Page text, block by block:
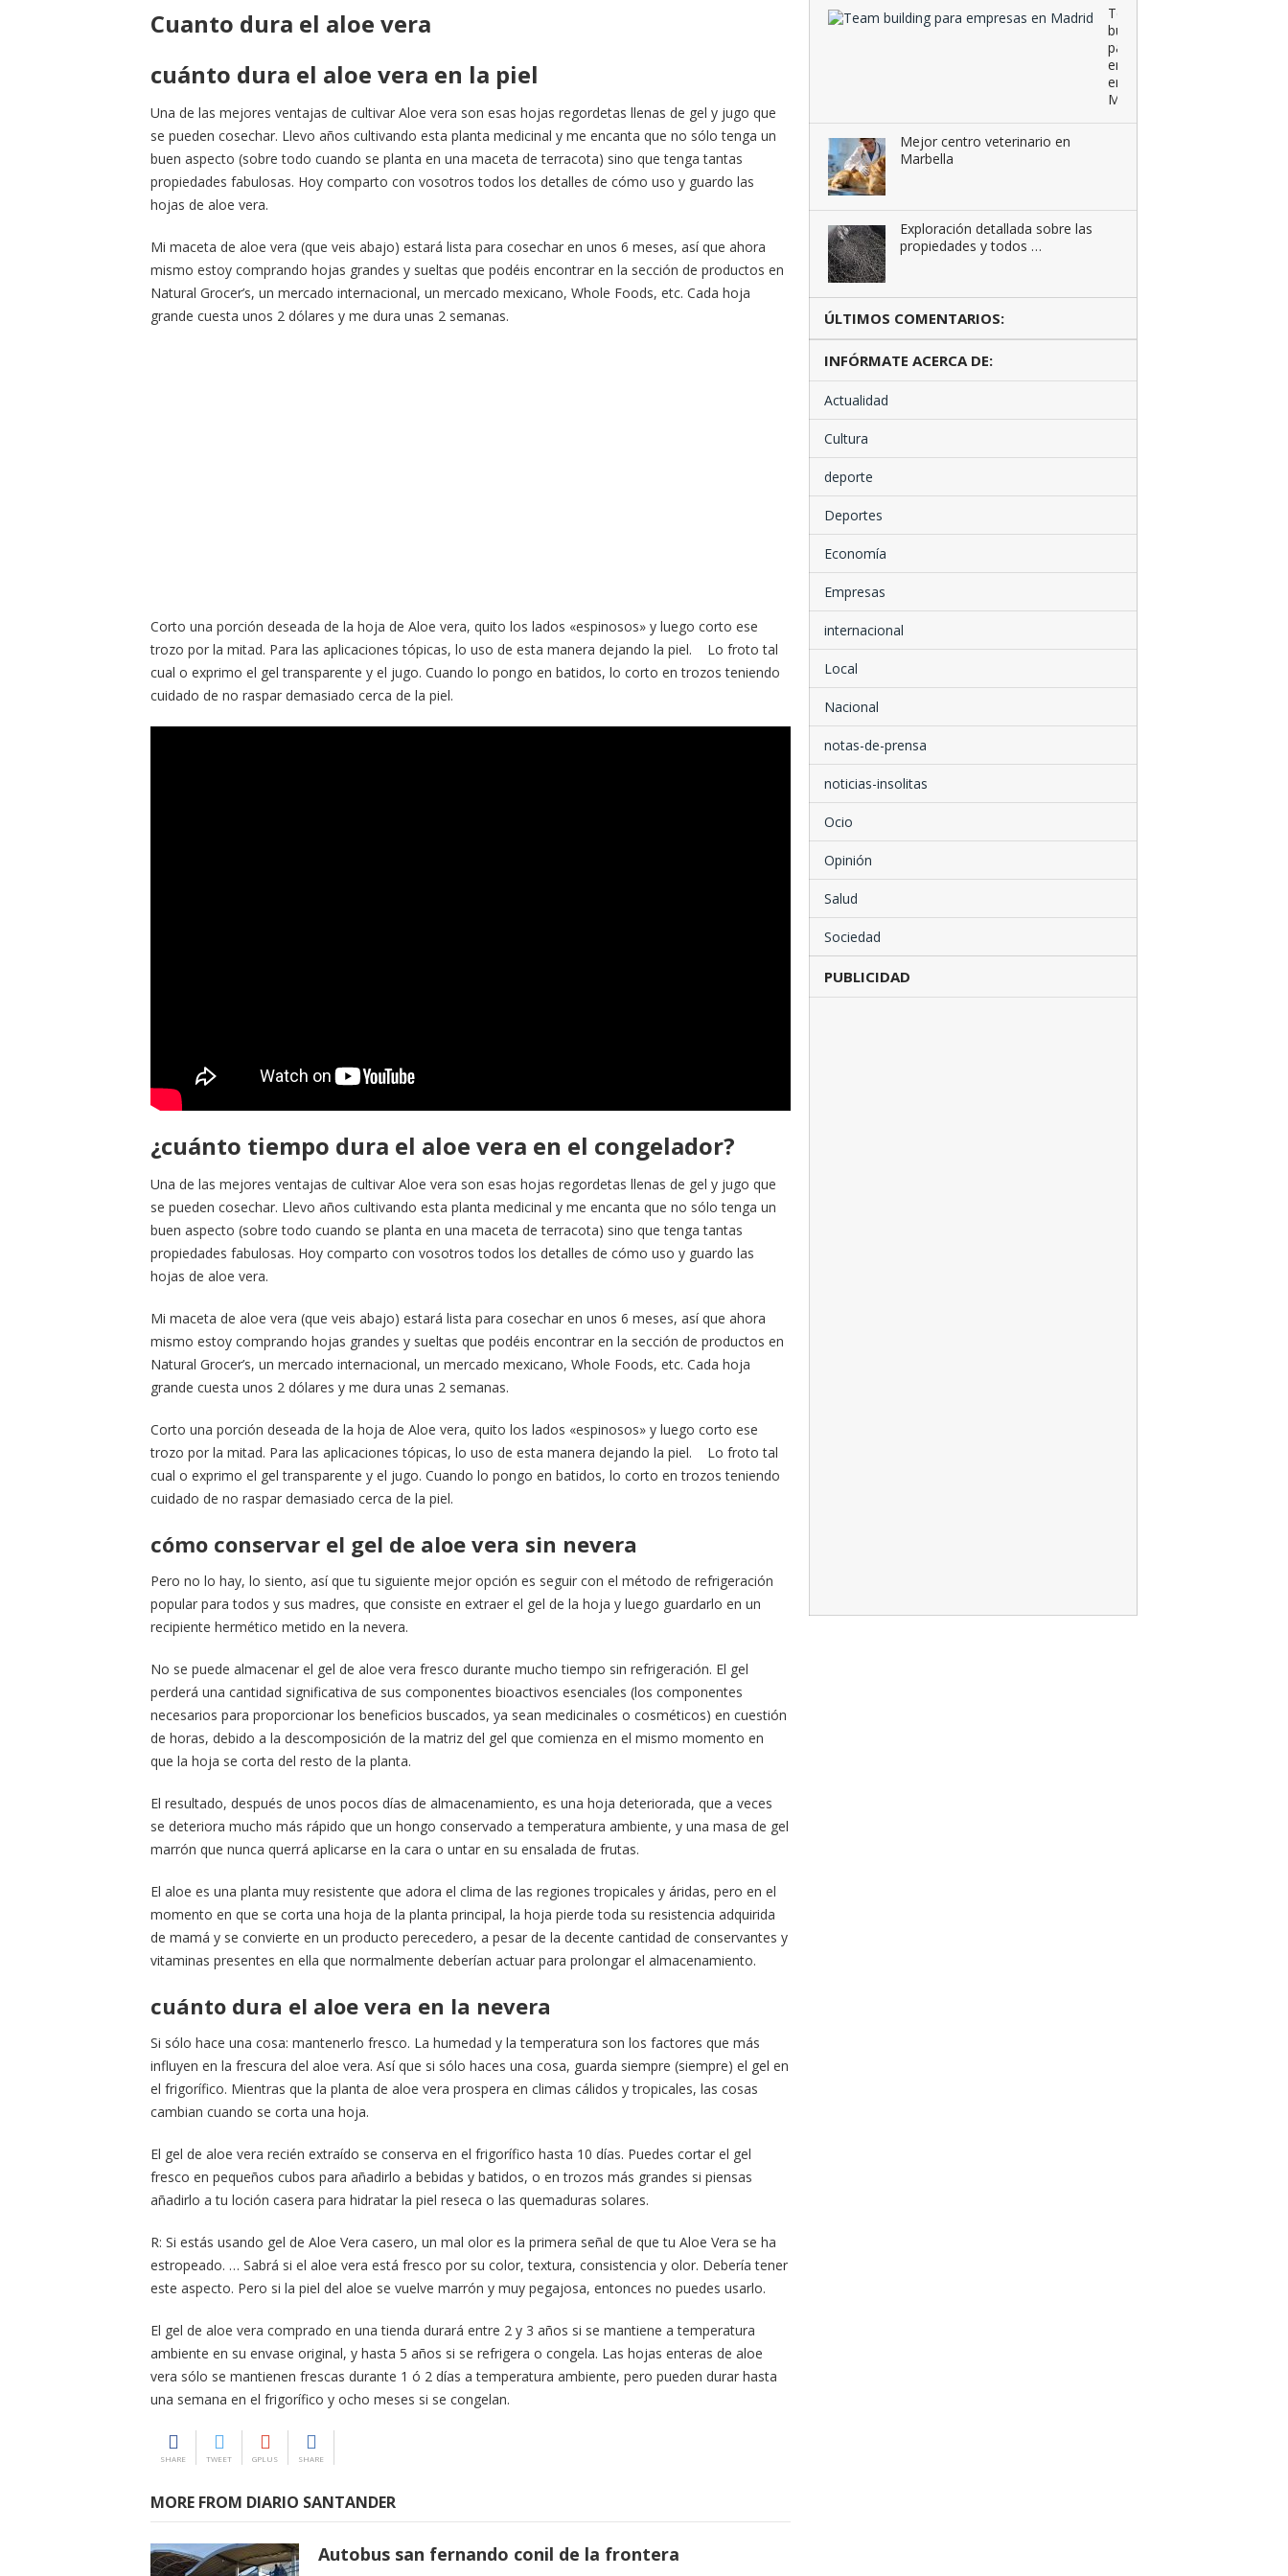
Cuanto dura el aloe vera
cuánto dura el aloe vera en la piel
Una de las mejores ventajas de cultivar Aloe vera son esas hojas regordetas llenas de gel y jugo que
se pueden cosechar. Llevo años cultivando esta planta medicinal y me encanta que no sólo tenga un
buen aspecto (sobre todo cuando se planta en una maceta de terracota) sino que tenga tantas
propiedades fabulosas. Hoy comparto con vosotros todos los detalles de cómo uso y guardo las
hojas de aloe vera.
Mi maceta de aloe vera (que veis abajo) estará lista para cosechar en unos 6 meses, así que ahora
mismo estoy comprando hojas grandes y sueltas que podéis encontrar en la sección de productos en
Natural Grocer’s, un mercado internacional, un mercado mexicano, Whole Foods, etc. Cada hoja
grande cuesta unos 2 dólares y me dura unas 2 semanas.
Corto una porción deseada de la hoja de Aloe vera, quito los lados «espinosos» y luego corto ese
trozo por la mitad. Para las aplicaciones tópicas, lo uso de esta manera dejando la piel. Lo froto tal
cual o exprimo el gel transparente y el jugo. Cuando lo pongo en batidos, lo corto en trozos teniendo
cuidado de no raspar demasiado cerca de la piel.
¿cuánto tiempo dura el aloe vera en el congelador?
Una de las mejores ventajas de cultivar Aloe vera son esas hojas regordetas llenas de gel y jugo que
se pueden cosechar. Llevo años cultivando esta planta medicinal y me encanta que no sólo tenga un
buen aspecto (sobre todo cuando se planta en una maceta de terracota) sino que tenga tantas
propiedades fabulosas. Hoy comparto con vosotros todos los detalles de cómo uso y guardo las
hojas de aloe vera.
Mi maceta de aloe vera (que veis abajo) estará lista para cosechar en unos 6 meses, así que ahora
mismo estoy comprando hojas grandes y sueltas que podéis encontrar en la sección de productos en
Natural Grocer’s, un mercado internacional, un mercado mexicano, Whole Foods, etc. Cada hoja
grande cuesta unos 2 dólares y me dura unas 2 semanas.
Corto una porción deseada de la hoja de Aloe vera, quito los lados «espinosos» y luego corto ese
trozo por la mitad. Para las aplicaciones tópicas, lo uso de esta manera dejando la piel. Lo froto tal
cual o exprimo el gel transparente y el jugo. Cuando lo pongo en batidos, lo corto en trozos teniendo
cuidado de no raspar demasiado cerca de la piel.
cómo conservar el gel de aloe vera sin nevera
Pero no lo hay, lo siento, así que tu siguiente mejor opción es seguir con el método de refrigeración
popular para todos y sus madres, que consiste en extraer el gel de la hoja y luego guardarlo en un
recipiente hermético metido en la nevera.
No se puede almacenar el gel de aloe vera fresco durante mucho tiempo sin refrigeración. El gel
perderá una cantidad significativa de sus componentes bioactivos esenciales (los componentes
necesarios para proporcionar los beneficios buscados, ya sean medicinales o cosméticos) en cuestión
de horas, debido a la descomposición de la matriz del gel que comienza en el mismo momento en
que la hoja se corta del resto de la planta.
El resultado, después de unos pocos días de almacenamiento, es una hoja deteriorada, que a veces
se deteriora mucho más rápido que un hongo conservado a temperatura ambiente, y una masa de gel
marrón que nunca querrá aplicarse en la cara o untar en su ensalada de frutas.
El aloe es una planta muy resistente que adora el clima de las regiones tropicales y áridas, pero en el
momento en que se corta una hoja de la planta principal, la hoja pierde toda su resistencia adquirida
de mamá y se convierte en un producto perecedero, a pesar de la decente cantidad de conservantes y
vitaminas presentes en ella que normalmente deberían actuar para prolongar el almacenamiento.
cuánto dura el aloe vera en la nevera
Si sólo hace una cosa: mantenerlo fresco. La humedad y la temperatura son los factores que más
influyen en la frescura del aloe vera. Así que si sólo haces una cosa, guarda siempre (siempre) el gel en
el frigorífico. Mientras que la planta de aloe vera prospera en climas cálidos y tropicales, las cosas
cambian cuando se corta una hoja.
El gel de aloe vera recién extraído se conserva en el frigorífico hasta 10 días. Puedes cortar el gel
fresco en pequeños cubos para añadirlo a bebidas y batidos, o en trozos más grandes si piensas
añadirlo a tu loción casera para hidratar la piel reseca o las quemaduras solares.
R: Si estás usando gel de Aloe Vera casero, un mal olor es la primera señal de que tu Aloe Vera se ha
estropeado. … Sabrá si el aloe vera está fresco por su color, textura, consistencia y olor. Debería tener
este aspecto. Pero si la piel del aloe se vuelve marrón y muy pegajosa, entonces no puedes usarlo.
El gel de aloe vera comprado en una tienda durará entre 2 y 3 años si se mantiene a temperatura
ambiente en su envase original, y hasta 5 años si se refrigera o congela. Las hojas enteras de aloe
vera sólo se mantienen frescas durante 1 ó 2 días a temperatura ambiente, pero pueden durar hasta
una semana en el frigorífico y ocho meses si se congelan.
SHARE TWEET GPLUS SHARE
MORE FROM DIARIO SANTANDER
Autobus san fernando conil de la frontera
Team
building
para
empresas
en
Madrid
Mejor centro veterinario en
Marbella
Exploración detallada sobre las
propiedades y todos …
ÚLTIMOS COMENTARIOS:
INFÓRMATE ACERCA DE:
Actualidad
Cultura
deporte
Deportes
Economía
Empresas
internacional
Local
Nacional
notas-de-prensa
noticias-insolitas
Ocio
Opinión
Salud
Sociedad
PUBLICIDAD